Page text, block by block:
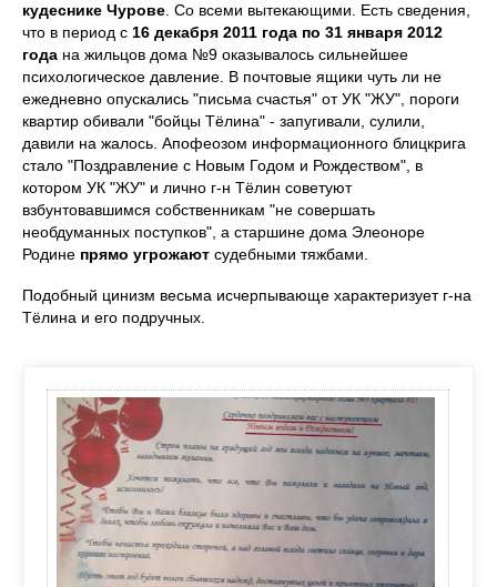
кудеснике Чурове . Со всеми вытекающими. Есть сведения,
что в период с 16 декабря 2011 года по 31 января 2012
года на жильцов дома №9 оказывалось сильнейшее
психологическое давление. В почтовые ящики чуть ли не
ежедневно опускались "письма счастья" от УК "ЖУ", пороги
квартир обивали "бойцы Тёлина" - запугивали, сулили,
давили на жалось. Апофеозом информационного блицкрига
стало "Поздравление с Новым Годом и Рождеством", в
котором УК "ЖУ" и лично г-н Тёлин советуют
взбунтовавшимся собственникам "не совершать
необдуманных поступков", а старшине дома Элеоноре
Родине прямо угрожают судебными тяжбами.
Подобный цинизм весьма исчерпывающе характеризует г-на
Тёлина и его подручных.